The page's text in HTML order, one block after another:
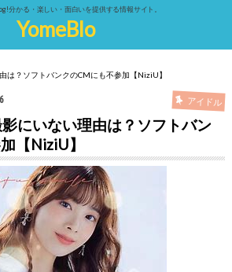
分かる・楽しい・面白いを提供する情報サイト。
YomeBlo
は？ソフトバンクのCMにも不参加【NiziU】
アイドル
にいない理由は？ソフトバン
【NiziU】